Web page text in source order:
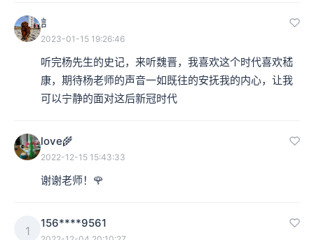
訁
2023-01-15 19:26:46
听完杨先生的史记，来听魏晋，我喜欢这个时代喜欢嵇
康，期待杨老师的声音一如既往的安抚我的内心，让我
可以宁静的面对这后新冠时代
love🌾
2022-12-15 15:43:33
谢谢老师！🌹
1
156****9561